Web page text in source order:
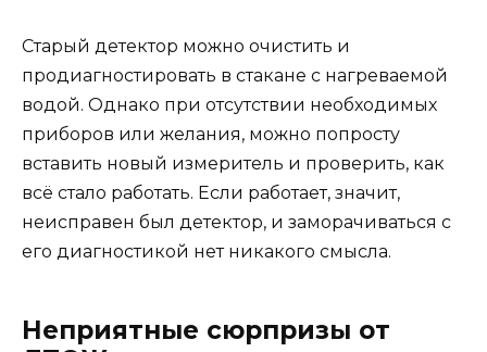
Старый детектор можно очистить и
продиагностировать в стакане с нагреваемой
водой. Однако при отсутствии необходимых
приборов или желания, можно попросту
вставить новый измеритель и проверить, как
всё стало работать. Если работает, значит,
неисправен был детектор, и заморачиваться с
его диагностикой нет никакого смысла.
Неприятные сюрпризы от